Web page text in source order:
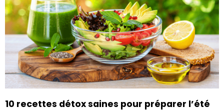
10 recettes détox saines pour préparer l’été